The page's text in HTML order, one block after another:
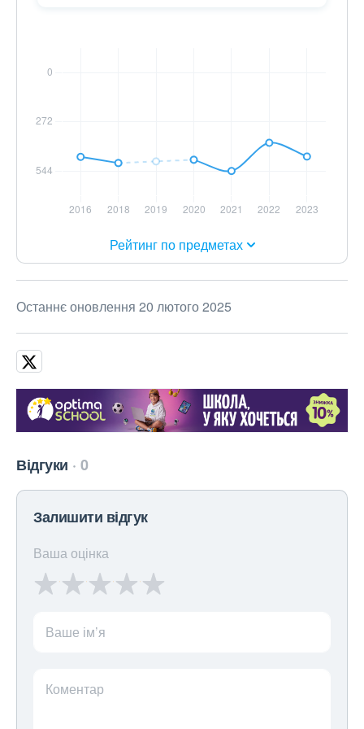
Рейтинг по предметах
Останнє оновлення 20 лютого 2025
Відгуки 0
Залишити відгук
Ваша оцінка
Ваше ім’я
Коментар